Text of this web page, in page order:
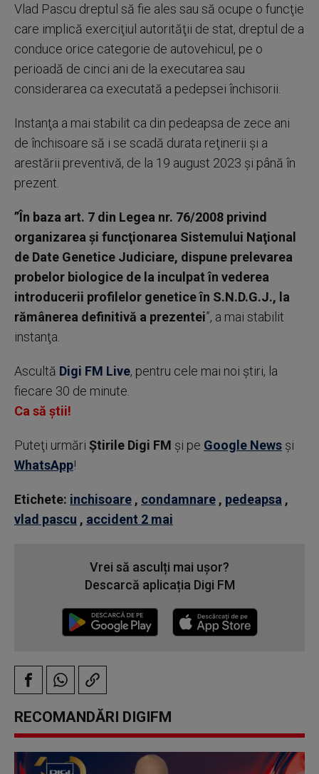
Vlad Pascu dreptul să fie ales sau să ocupe o funcţie
care implică exerciţiul autorităţii de stat, dreptul de a
conduce orice categorie de autovehicul, pe o
perioadă de cinci ani de la executarea sau
considerarea ca executată a pedepsei închisorii.
Instanţa a mai stabilit ca din pedeapsa de zece ani
de închisoare să i se scadă durata reţinerii şi a
arestării preventivă, de la 19 august 2023 şi până în
prezent.
”În baza art. 7 din Legea nr. 76/2008 privind
organizarea şi funcţionarea Sistemului Naţional
de Date Genetice Judiciare, dispune prelevarea
probelor biologice de la inculpat în vederea
introducerii profilelor genetice în S.N.D.G.J., la
rămânerea definitivă a prezentei”, a mai stabilit
instanţa.
Ascultă Digi FM Live, pentru cele mai noi știri, la
fiecare 30 de minute.
Ca să știi!
Puteţi urmări Știrile Digi FM şi pe Google News şi
WhatsApp!
Etichete: inchisoare , condamnare , pedeapsa ,
vlad pascu , accident 2 mai
Vrei să asculți mai ușor?
Descarcă aplicația Digi FM
RECOMANDĂRI DIGIFM